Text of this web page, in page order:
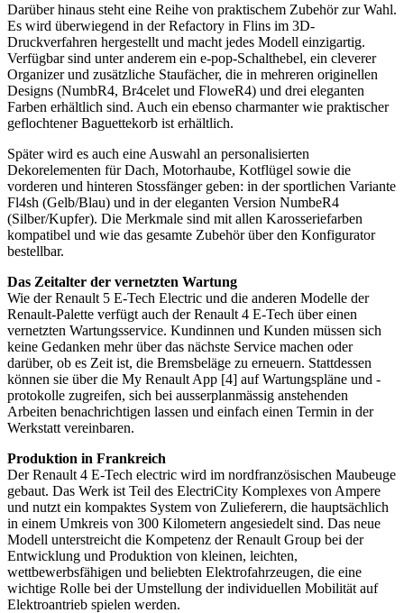
Darüber hinaus steht eine Reihe von praktischem Zubehör zur Wahl.
Es wird überwiegend in der Refactory in Flins im 3D-
Druckverfahren hergestellt und macht jedes Modell einzigartig.
Verfügbar sind unter anderem ein e-pop-Schalthebel, ein cleverer
Organizer und zusätzliche Staufächer, die in mehreren originellen
Designs (NumbR4, Br4celet und FloweR4) und drei eleganten
Farben erhältlich sind. Auch ein ebenso charmanter wie praktischer
geflochtener Baguettekorb ist erhältlich.
Später wird es auch eine Auswahl an personalisierten
Dekorelementen für Dach, Motorhaube, Kotflügel sowie die
vorderen und hinteren Stossfänger geben: in der sportlichen Variante
Fl4sh (Gelb/Blau) und in der eleganten Version NumbeR4
(Silber/Kupfer). Die Merkmale sind mit allen Karosseriefarben
kompatibel und wie das gesamte Zubehör über den Konfigurator
bestellbar.
Das Zeitalter der vernetzten Wartung
Wie der Renault 5 E-Tech Electric und die anderen Modelle der
Renault-Palette verfügt auch der Renault 4 E-Tech über einen
vernetzten Wartungsservice. Kundinnen und Kunden müssen sich
keine Gedanken mehr über das nächste Service machen oder
darüber, ob es Zeit ist, die Bremsbeläge zu erneuern. Stattdessen
können sie über die My Renault App [4] auf Wartungspläne und -
protokolle zugreifen, sich bei ausserplanmässig anstehenden
Arbeiten benachrichtigen lassen und einfach einen Termin in der
Werkstatt vereinbaren.
Produktion in Frankreich
Der Renault 4 E-Tech electric wird im nordfranzösischen Maubeuge
gebaut. Das Werk ist Teil des ElectriCity Komplexes von Ampere
und nutzt ein kompaktes System von Zulieferern, die hauptsächlich
in einem Umkreis von 300 Kilometern angesiedelt sind. Das neue
Modell unterstreicht die Kompetenz der Renault Group bei der
Entwicklung und Produktion von kleinen, leichten,
wettbewerbsfähigen und beliebten Elektrofahrzeugen, die eine
wichtige Rolle bei der Umstellung der individuellen Mobilität auf
Elektroantrieb spielen werden.